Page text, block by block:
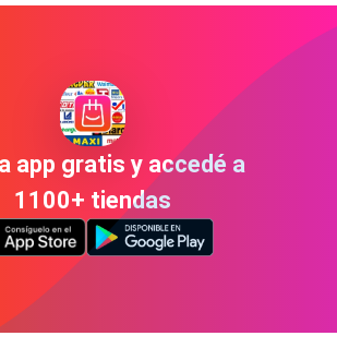
app gratis y accedé a
1100+ tiendas